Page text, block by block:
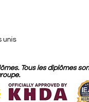
unis
Tous les diplômes